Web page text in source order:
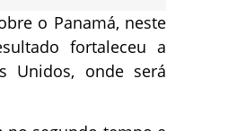
o Panamá, neste
fortaleceu a
Unidos, onde será